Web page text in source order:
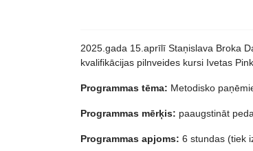
2025.gada 15.aprīlī Staņislava Broka
kvalifikācijas pilnveides kursi Ivetas
Programmas tēma: Metodisko
Programmas mērķis: paaugstināt
Programmas apjoms: 6 stundas (tiek